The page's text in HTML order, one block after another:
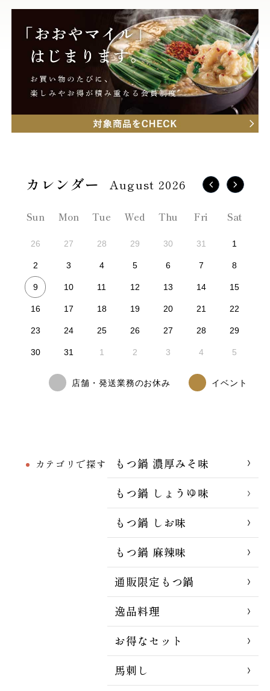
カテゴリで探す
もつ鍋 濃厚みそ味
もつ鍋 しょうゆ味
もつ鍋 しお味
もつ鍋 麻辣味
通販限定もつ鍋
逸品料理
お得なセット
馬刺し
August 2026
Sun Mon Tue Wed Thu Fri Sat
26 27 28 29 30 31 1
2 3 4 5 6 7 8
9 10 11 12 13 14 15
16 17 18 19 20 21 22
23 24 25 26 27 28 29
30 31 1 2 3 4 5
店舗・発送業務のお休み イベント